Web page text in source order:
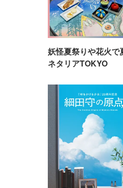
妖怪夏祭りや花火で
ネタリアTOKYO